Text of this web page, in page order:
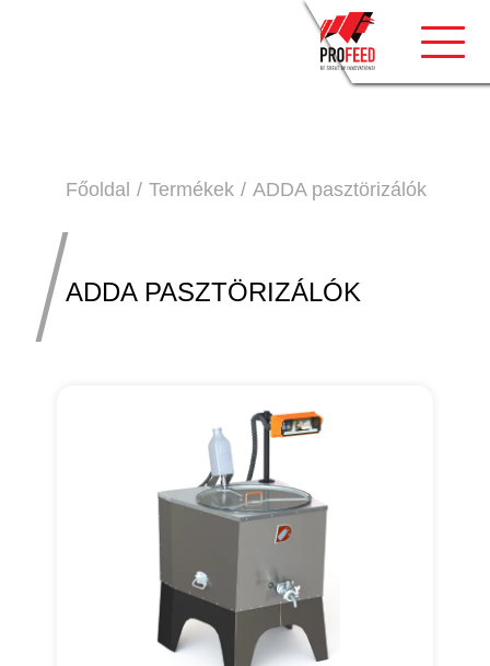
Főoldal Termékek ADDA pasztörizálók
ADDA PASZTÖRIZÁLÓK